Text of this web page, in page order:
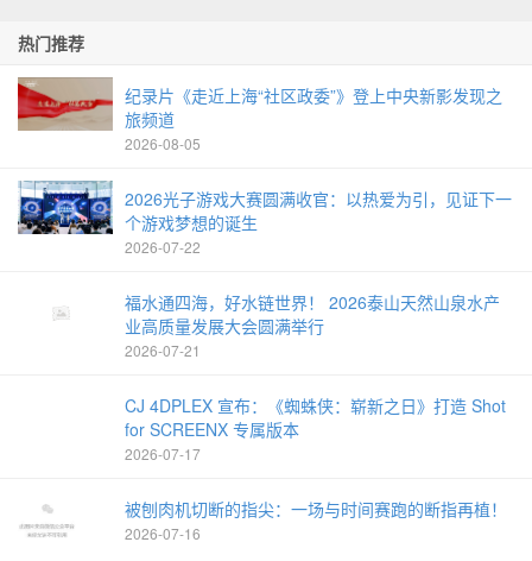
热门推荐
纪录片《走近上海“社区政委”》登上中央新影发现之
旅频道
2026-08-05
2026光子游戏大赛圆满收官：以热爱为引，见证下一
个游戏梦想的诞生
2026-07-22
福水通四海，好水链世界！ 2026泰山天然山泉水产
业高质量发展大会圆满举行
2026-07-21
CJ 4DPLEX 宣布：《蜘蛛侠：崭新之日》打造 Shot
for SCREENX 专属版本
2026-07-17
被刨肉机切断的指尖：一场与时间赛跑的断指再植！
2026-07-16